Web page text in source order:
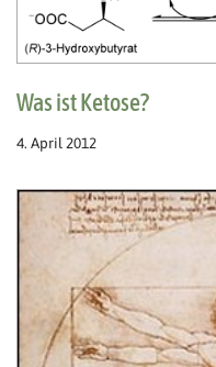
Was ist Ketose?
4. April 2012